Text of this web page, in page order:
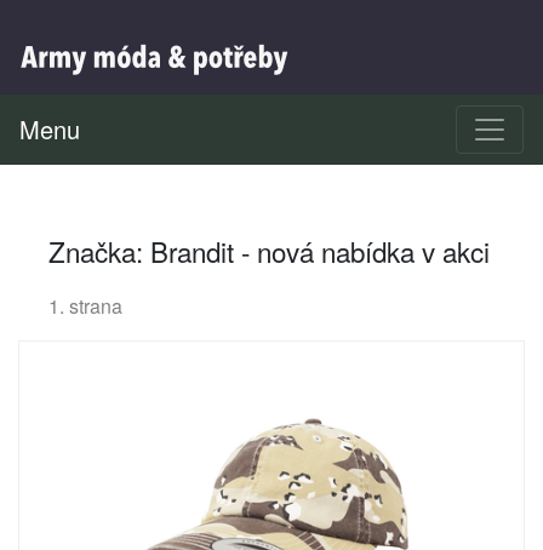
Menu
Značka: Brandit - nová nabídka v akci
1. strana